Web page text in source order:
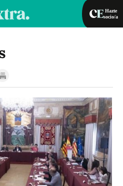
Hazte
socio/a